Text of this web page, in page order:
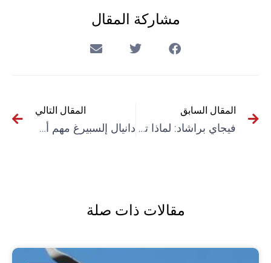
مشاركة المقال
المقال السابق
فيجاي براشاد: لماذا تصبح الدول الغنية عنصرية؟
المقال التالي
دانيال إلسبيرغ مهم أكثر من أي وقت مضى لحركات السلام العالمية
مقالات ذات صلة